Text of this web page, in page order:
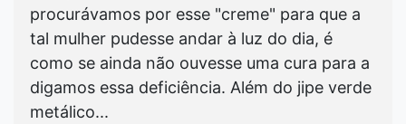
procurávamos por esse "creme" para que a
tal mulher pudesse andar à luz do dia, é
como se ainda não ouvesse uma cura para a
digamos essa deficiência. Além do jipe verde
metálico...